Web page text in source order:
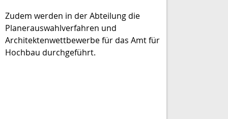
Zudem werden in der Abteilung die
Planerauswahlverfahren und
Architektenwettbewerbe für das Amt für
Hochbau durchgeführt.